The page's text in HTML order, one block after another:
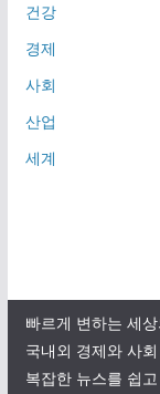
건강
경제
사회
산업
세계
빠르게 변하는 세
국내외 경제와 사
복잡한 뉴스를 쉽